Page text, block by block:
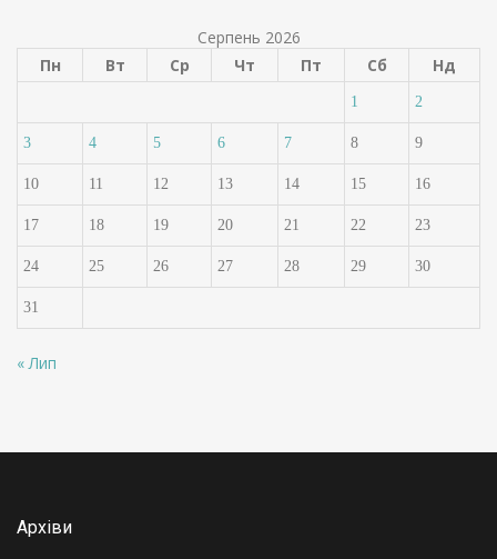
Серпень 2026
Пн
Вт Ср Чт Пт Сб Нд
1 2
3 4 5 6 7 8 9
10 11 12 13 14 15 16
17 18 19 20 21 22 23
24 25 26 27 28 29 30
31
« Лип
Архіви